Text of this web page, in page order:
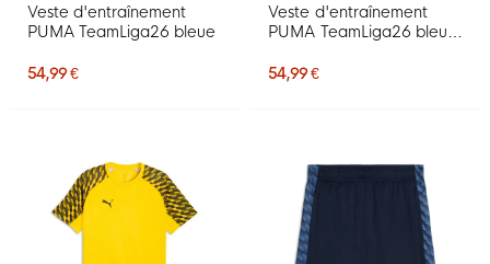
Veste d'entraînement
PUMA TeamLiga26 bleue
54,99 €
Veste d'entraînement
PUMA TeamLiga26 bleu
54,99 €